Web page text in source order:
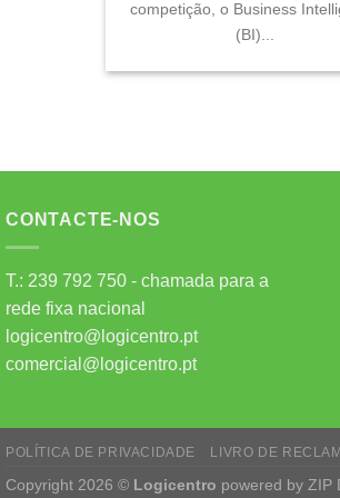
competição, o Business
(BI)...
CONTACTE-NOS
T.: 239 792 750 - chamada para a
rede fixa nacional
logicentro@logicentro.pt
comercial@logicentro.pt
POLÍTICA DE PRIVACIDADE LIVRO DE
Copyright 2026 © Logicentro powered by ZIP